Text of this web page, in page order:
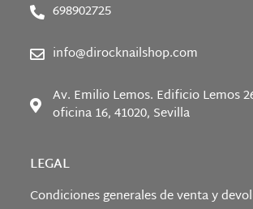
698902725
info@dirocknailshop.com
Av. Emilio Lemos. Edificio Lemos
oficina 16, 41020, Sevilla
LEGAL
Condiciones generales de venta y